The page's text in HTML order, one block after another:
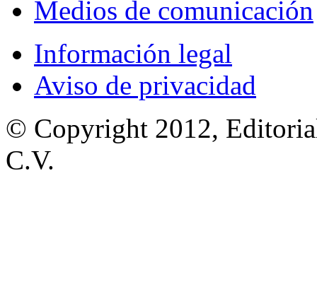
Medios de comunicación
Información legal
Aviso de privacidad
© Copyright 2012,
C.V.